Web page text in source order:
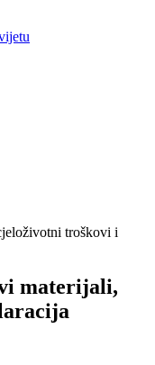
materijali,